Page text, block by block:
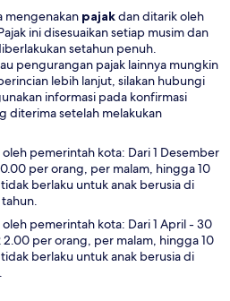
mengenakan pajakdan ditarik oleh
ini disesuaikan setiap musim dan
setahun penuh.
pengurangan pajak lainnya mungkin
lebih lanjut, silakan hubungi
informasi pada konfirmasi
diterima setelah melakukan
oleh pemerintah kota: Dari 1 Desember
per orang, per malam, hingga 10
tidak berlaku untuk anak berusia di
oleh pemerintah kota: Dari 1 April - 30
2.00 per orang, per malam, hingga 10
tidak berlaku untuk anak berusia di